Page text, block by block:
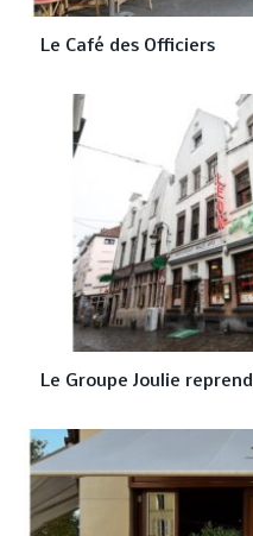
Le Café des Officiers
Le Groupe Joulie